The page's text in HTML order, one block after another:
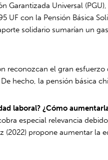
Garantizada Universal
con la Pensión Básica
solidario sumarían un
reconozcan el gran
hecho, la pensión básica
laboral? ¿Cómo
especial relevancia
(2022) propone aumentar la